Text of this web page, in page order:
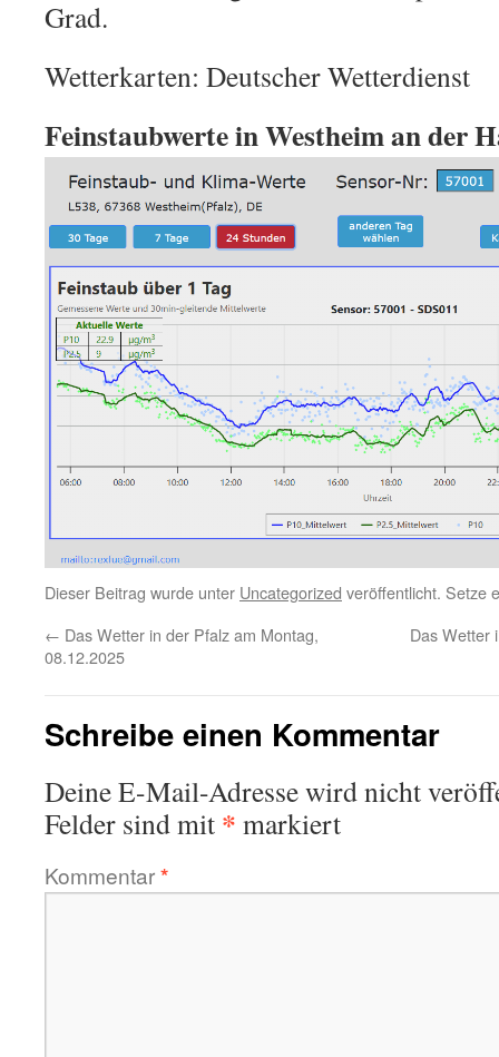
Grad.
Wetterkarten: Deutscher Wetterdienst
Feinstaubwerte in Westheim an der
Dieser Beitrag wurde unter Uncategorized veröffentlicht. Setze
← Das Wetter in der Pfalz am Montag,
08.12.2025
Das Wetter
Schreibe einen Kommentar
Deine E-Mail-Adresse wird nicht
Felder sind mit * markiert
Kommentar*